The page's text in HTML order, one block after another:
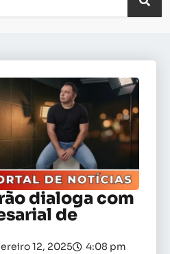
dialoga com
de
12, 2025
4:08 pm